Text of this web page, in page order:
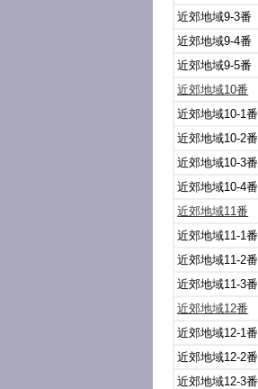
近郊地域9-3番
近郊地域9-4番
近郊地域9-5番
近郊地域10番
近郊地域10-1番
近郊地域10-2番
近郊地域10-3番
近郊地域10-4番
近郊地域11番
近郊地域11-1番
近郊地域11-2番
近郊地域11-3番
近郊地域12番
近郊地域12-1番
近郊地域12-2番
近郊地域12-3番